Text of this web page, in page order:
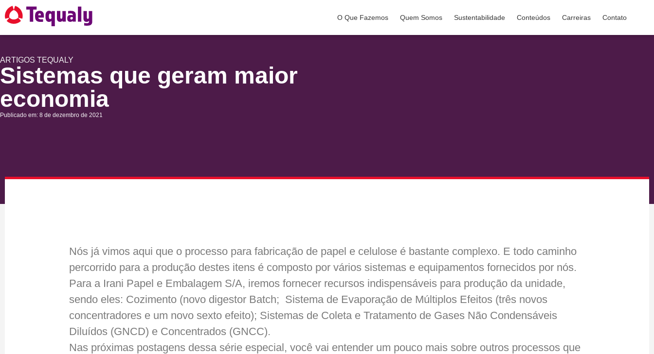
O Que Fazemos Quem Somos Sustentabilidade Conteúdos Carreiras Contato
ARTIGOS TEQUALY
Sistemas que geram maior
economia
Publicado em: 8 de dezembro de 2021
Nós já vimos aqui que o processo para fabricação de papel e celulose é bastante complexo. E todo caminho
percorrido para a produção destes itens é composto por vários sistemas e equipamentos fornecidos por nós.
Para a Irani Papel e Embalagem S/A, iremos fornecer recursos indispensáveis para produção da unidade,
sendo eles: Cozimento (novo digestor Batch; Sistema de Evaporação de Múltiplos Efeitos (três novos
concentradores e um novo sexto efeito); Sistemas de Coleta e Tratamento de Gases Não Condensáveis
Diluídos (GNCD) e Concentrados (GNCC).
Nas próximas postagens dessa série especial, você vai entender um pouco mais sobre outros processos que